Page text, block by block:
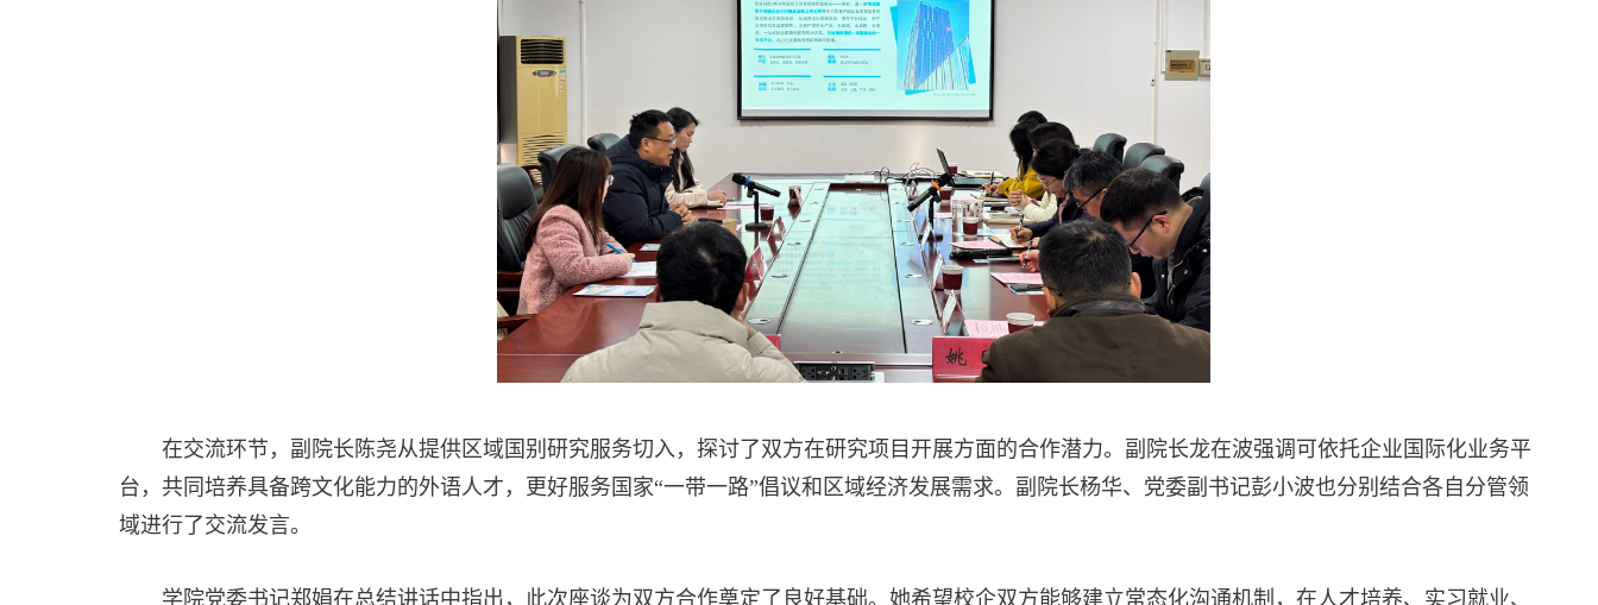
在交流环节，副院长陈尧从提供区域国别研究服务切入，探讨了双方在研究项目开展方面的合作潜力。副院长龙在波强调可依托企业国际化业务平
台，共同培养具备跨文化能力的外语人才，更好服务国家“一带一路”倡议和区域经济发展需求。 副院长杨华、党委副书记彭小波也分别结合各自分管领
域进行了交流发言。
学院党委书记郑娟在总结讲话中指出，此次座谈为双方合作奠定了良好基础。她希望校企双方能够建立常态化沟通机制，在人才培养、实习就业、